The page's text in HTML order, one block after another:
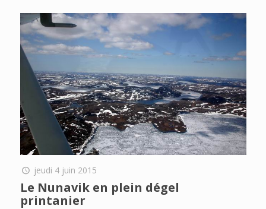
jeudi 4 juin 2015
Le Nunavik en plein dégel
printanier